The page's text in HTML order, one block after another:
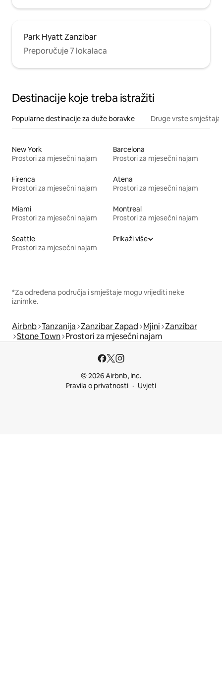
Park Hyatt Zanzibar
Preporučuje 7 lokalaca
Destinacije koje treba istražiti
Popularne destinacije za duže boravke Druge vrste smještaja
New York
Prostori za mjesečni najam
Barcelona
Prostori za mjesečni najam
Firenca
Prostori za mjesečni najam
Atena
Prostori za mjesečni najam
Miami
Prostori za mjesečni najam
Montreal
Prostori za mjesečni najam
Seattle
Prostori za mjesečni najam
Prikaži više
*Za određena područja i smještaje mogu vrijediti neke
iznimke.
Airbnb Tanzanija Zanzibar Zapad Mjini Zanzibar
Stone Town Prostori za mjesečni najam
© 2026 Airbnb, Inc.
Pravila o privatnosti
Uvjeti